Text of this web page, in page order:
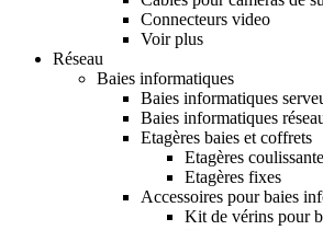
Connecteurs video
Voir plus
Réseau
Baies informatiques
Baies informatiques
Baies informatiques
Etagères baies et coffrets
Etagères
Etagères fixes
Accessoires pour baies
Kit de vérins pour